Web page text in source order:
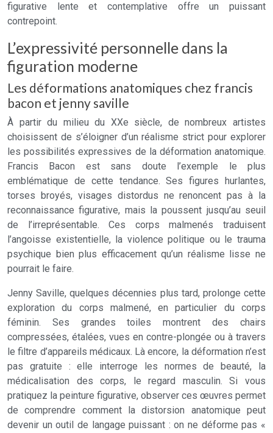
figurative lente et contemplative offre un puissant
contrepoint.
L’expressivité personnelle dans la
figuration moderne
Les déformations anatomiques chez francis
bacon et jenny saville
À partir du milieu du XXe siècle, de nombreux artistes
choisissent de s’éloigner d’un réalisme strict pour explorer
les possibilités expressives de la déformation anatomique.
Francis Bacon est sans doute l’exemple le plus
emblématique de cette tendance. Ses figures hurlantes,
torses broyés, visages distordus ne renoncent pas à la
reconnaissance figurative, mais la poussent jusqu’au seuil
de l’irreprésentable. Ces corps malmenés traduisent
l’angoisse existentielle, la violence politique ou le trauma
psychique bien plus efficacement qu’un réalisme lisse ne
pourrait le faire.
Jenny Saville, quelques décennies plus tard, prolonge cette
exploration du corps malmené, en particulier du corps
féminin. Ses grandes toiles montrent des chairs
compressées, étalées, vues en contre-plongée ou à travers
le filtre d’appareils médicaux. Là encore, la déformation n’est
pas gratuite : elle interroge les normes de beauté, la
médicalisation des corps, le regard masculin. Si vous
pratiquez la peinture figurative, observer ces œuvres permet
de comprendre comment la distorsion anatomique peut
devenir un outil de langage puissant : on ne déforme pas «